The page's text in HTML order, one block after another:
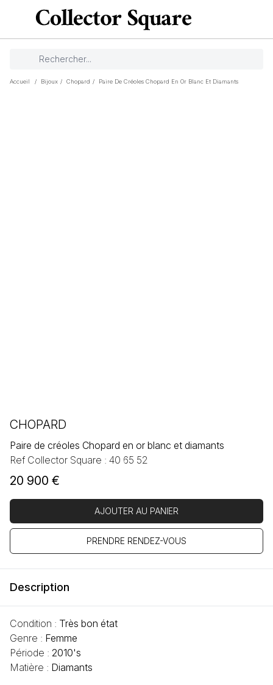
Accueil / Bijoux / Chopard / Paire De Créoles Chopard En Or Blanc Et Diamants
CHOPARD
Paire de créoles Chopard en or blanc et diamants
Ref Collector Square : 40 65 52
20 900 €
AJOUTER AU PANIER
PRENDRE RENDEZ-VOUS
Description
Condition : Très bon état
Genre : Femme
Période : 2010's
Matière : Diamants